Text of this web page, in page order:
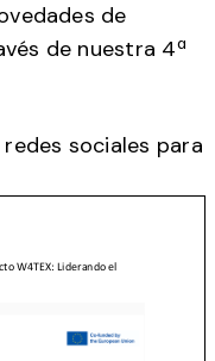
de
de nuestra 4ª
sociales para